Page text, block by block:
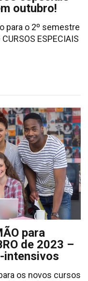
outubro!
para o 2º semestre
ESPECIAIS
para
de 2023 –
intensivos
os novos cursos